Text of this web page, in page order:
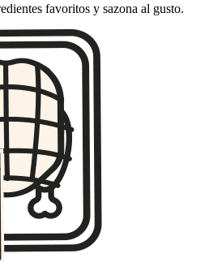
favoritos y sazona al gusto.